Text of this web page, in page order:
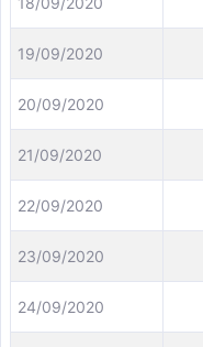
19/09/2020
20/09/2020
21/09/2020
22/09/2020
23/09/2020
24/09/2020